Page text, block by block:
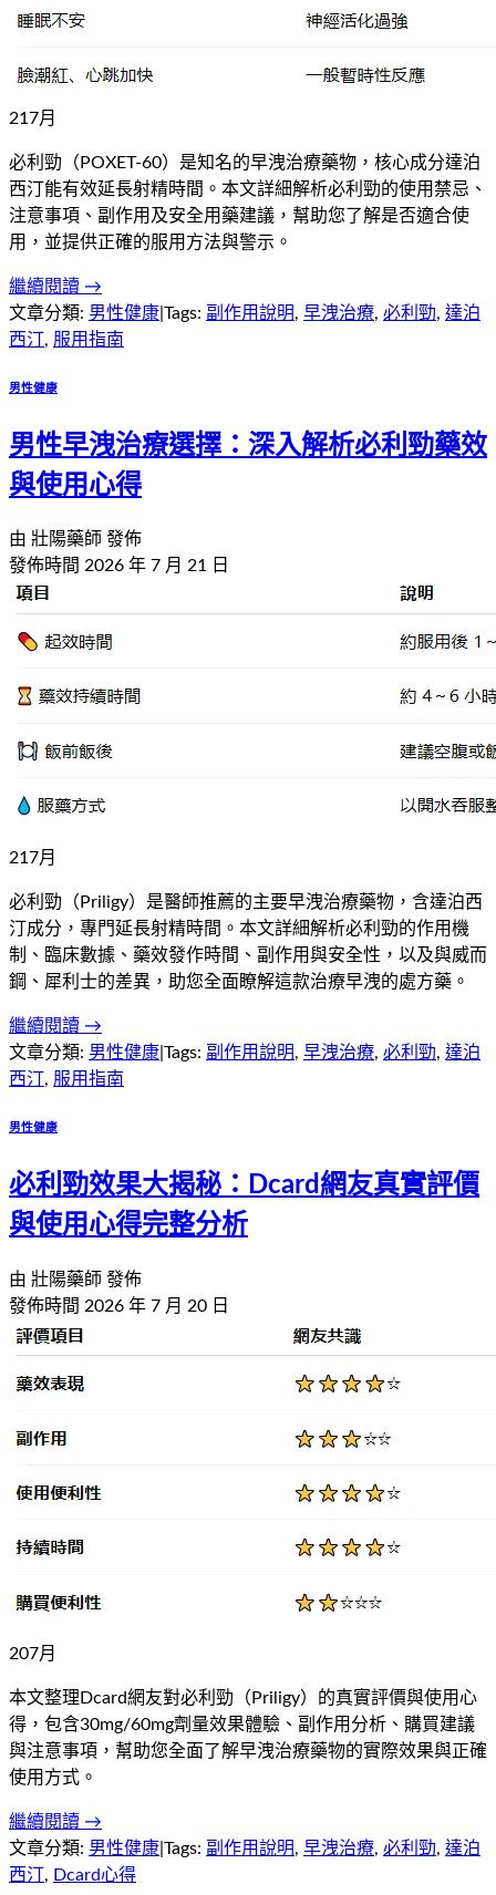
217月
必利勁（POXET-60）是知名的早洩治療藥物，核心成分達泊
西汀能有效延長射精時間。本文詳細解析必利勁的使用禁忌、
注意事項、副作用及安全用藥建議，幫助您了解是否適合使
用，並提供正確的服用方法與警示。
繼續閱讀 →
文章分類: 男性健康 Tags: 副作用說明, 早洩治療, 必利勁, 達泊
西汀, 服用指南
男性健康
男性早洩治療選擇：深入解析必利勁藥效
與使用心得
由 壯陽藥師 發佈
發佈時間 2026 年 7 月 21 日
217月
必利勁（Priligy）是醫師推薦的主要早洩治療藥物，含達泊西
汀成分，專門延長射精時間。本文詳細解析必利勁的作用機
制、臨床數據、藥效發作時間、副作用與安全性，以及與威而
鋼、犀利士的差異，助您全面瞭解這款治療早洩的處方藥。
繼續閱讀 →
文章分類: 男性健康 Tags: 副作用說明, 早洩治療, 必利勁, 達泊
西汀 , 服用指南
男性健康
必利勁效果大揭秘：Dcard網友真實評價
與使用心得完整分析
由 壯陽藥師 發佈
發佈時間 2026 年 7 月 20 日
207月
本文整理Dcard網友對必利勁（Priligy）的真實評價與使用心
得，包含30mg/60mg劑量效果體驗、副作用分析、購買建議
與注意事項，幫助您全面了解早洩治療藥物的實際效果與正確
使用方式。
繼續閱讀 →
文章分類: 男性健康 Tags: 副作用說明, 早洩治療, 必利勁, 達泊
西汀 , Dcard心得